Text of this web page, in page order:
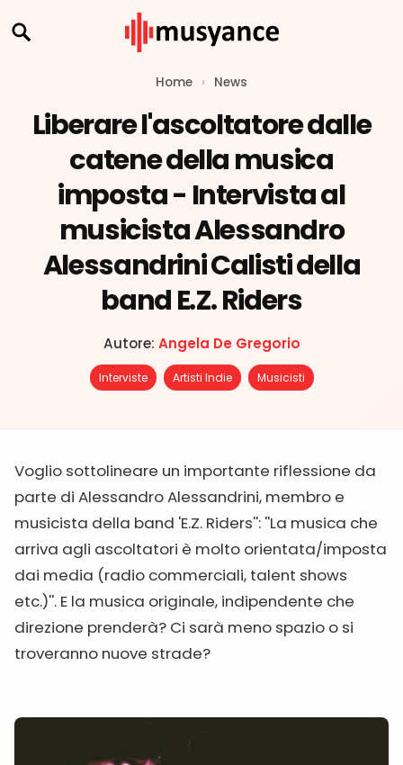
Home › News
Liberare l'ascoltatore dalle
catene della musica
imposta - Intervista al
musicista Alessandro
Alessandrini Calisti della
band E.Z. Riders
Autore: Angela De Gregorio
Interviste Artisti Indie Musicisti
Voglio sottolineare un importante riflessione da
parte di Alessandro Alessandrini, membro e
musicista della band 'E.Z. Riders'': ''La musica che
arriva agli ascoltatori è molto orientata/imposta
dai media (radio commerciali, talent shows
etc.)''. E la musica originale, indipendente che
direzione prenderà? Ci sarà meno spazio o si
troveranno nuove strade?